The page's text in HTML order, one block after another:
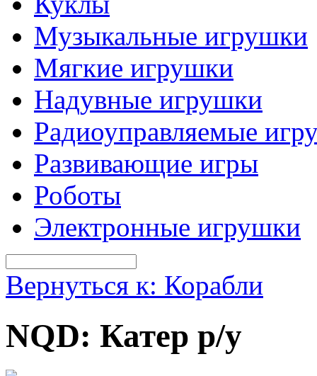
Музыкальные игрушки
Мягкие игрушки
Надувные игрушки
Радиоуправляемые
Развивающие игры
Роботы
Электронные игрушки
Вернуться к: Корабли
NQD: Катер р/у